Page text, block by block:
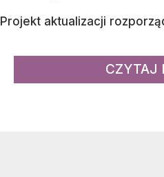
Projekt aktualizacji
CZYTAJ